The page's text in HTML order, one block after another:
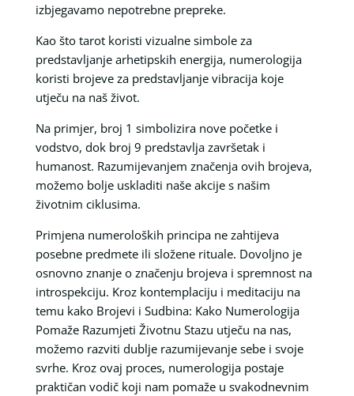
izbjegavamo nepotrebne prepreke.
Kao što tarot koristi vizualne simbole za
predstavljanje arhetipskih energija, numerologija
koristi brojeve za predstavljanje vibracija koje
utječu na naš život.
Na primjer, broj 1 simbolizira nove početke i
vodstvo, dok broj 9 predstavlja završetak i
humanost. Razumijevanjem značenja ovih brojeva,
možemo bolje uskladiti naše akcije s našim
životnim ciklusima.
Primjena numeroloških principa ne zahtijeva
posebne predmete ili složene rituale. Dovoljno je
osnovno znanje o značenju brojeva i spremnost na
introspekciju. Kroz kontemplaciju i meditaciju na
temu kako Brojevi i Sudbina: Kako Numerologija
Pomaže Razumjeti Životnu Stazu utječu na nas,
možemo razviti dublje razumijevanje sebe i svoje
svrhe. Kroz ovaj proces, numerologija postaje
praktičan vodič koji nam pomaže u svakodnevnim